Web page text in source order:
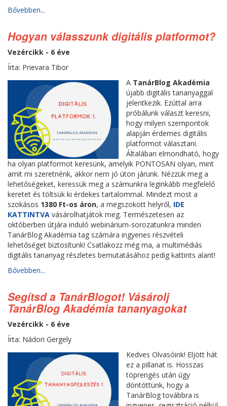
Bővebben...
Hogyan válasszunk digitális platformot?
Vezércikk - 6 éve
Írta: Prievara Tibor
A TanárBlog Akadémia
újabb digitális tananyaggal
jelentkezik. Ezúttal arra
próbálunk választ keresni,
hogy milyen szempontok
alapján érdemes digitális
platformot választani.
Általában elmondható, hogy
ha olyan platformot keresünk, amelyik PONTOSAN olyan, mint
amit mi szeretnénk, akkor nem jó úton járunk. Nézzük meg a
lehetőségeket, keressük meg a számunkra leginkább megfelelő
keretet és töltsük ki érdekes tartalommal. Mindezt most a
szokásos 1380 Ft-os áron, a megszokott helyről, IDE
KATTINTVA vásárolhatjátok meg. Természetesen az
októberben útjára induló webinárium-sorozatunkra minden
TanárBlog Akadémia tag számára ingyenes részvételi
lehetőséget biztosítunk! Csatlakozz még ma, a multimédiás
digitális tananyag részletes bemutatásához pedig kattints alant!
Bővebben...
Segítsd a TanárBlogot! Vásárolj
TanárBlog Akadémia tananyagokat
Vezércikk - 6 éve
Írta: Nádori Gergely
Kedves Olvasóink! Eljött hát
ez a pillanat is. Hosszas
töprengés után úgy
döntöttünk, hogy a
TanárBlog továbbra is